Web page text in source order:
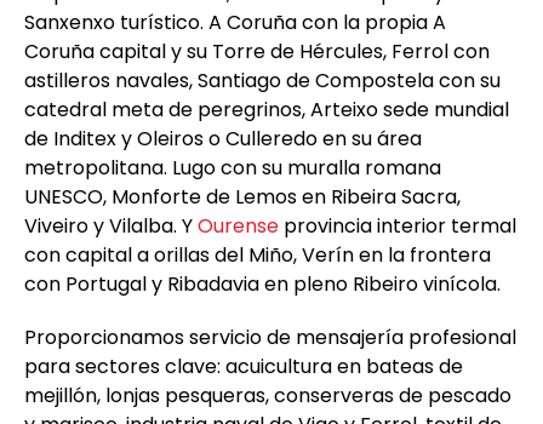
Sanxenxo turístico. A Coruña con la propia A
Coruña capital y su Torre de Hércules, Ferrol con
astilleros navales, Santiago de Compostela con su
catedral meta de peregrinos, Arteixo sede mundial
de Inditex y Oleiros o Culleredo en su área
metropolitana. Lugo con su muralla romana
UNESCO, Monforte de Lemos en Ribeira Sacra,
Viveiro y Vilalba. YOurense provincia interior termal
con capital a orillas del Miño, Verín en la frontera
con Portugal y Ribadavia en pleno Ribeiro vinícola.
Proporcionamos servicio de mensajería profesional
para sectores clave: acuicultura en bateas de
mejillón, lonjas pesqueras, conserveras de pescado